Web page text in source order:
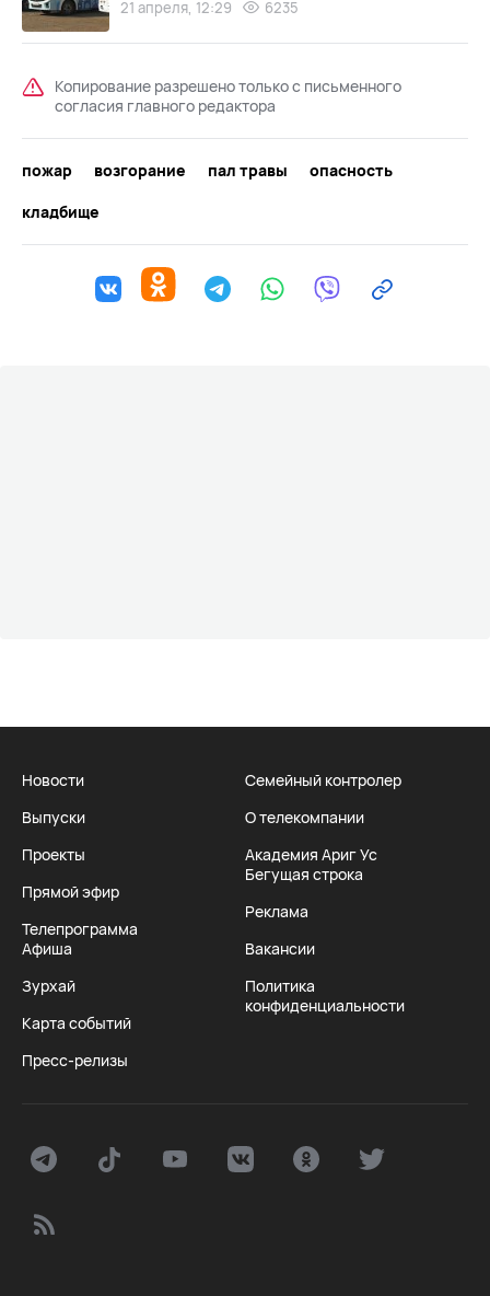
21 апреля, 12:29 6235
Копирование разрешено только с письменного
согласия главного редактора
пожар возгорание пал травы
опасность
кладбище
Новости
Выпуски
Проекты
Прямой эфир
Телепрограмма
Афиша
Зурхай
Карта событий
Пресс-релизы
Семейный контролер
О телекомпании
Академия Ариг Ус
Бегущая строка
Реклама
Вакансии
Политика
конфиденциальности